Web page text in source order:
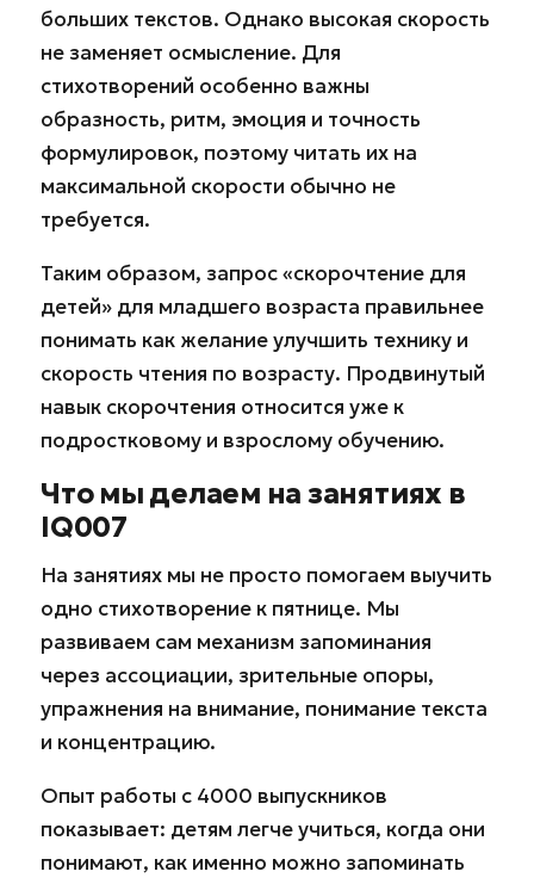
больших текстов. Однако высокая скорость
не заменяет осмысление. Для
стихотворений особенно важны
образность, ритм, эмоция и точность
формулировок, поэтому читать их на
максимальной скорости обычно не
требуется.
Таким образом, запрос «скорочтение для
детей» для младшего возраста правильнее
понимать как желание улучшить технику и
скорость чтения по возрасту. Продвинутый
навык скорочтения относится уже к
подростковому и взрослому обучению.
Что мы делаем на занятиях в
IQ007
На занятиях мы не просто помогаем выучить
одно стихотворение к пятнице. Мы
развиваем сам механизм запоминания
через ассоциации, зрительные опоры,
упражнения на внимание, понимание текста
и концентрацию.
Опыт работы с 4000 выпускников
показывает: детям легче учиться, когда они
понимают, как именно можно запоминать